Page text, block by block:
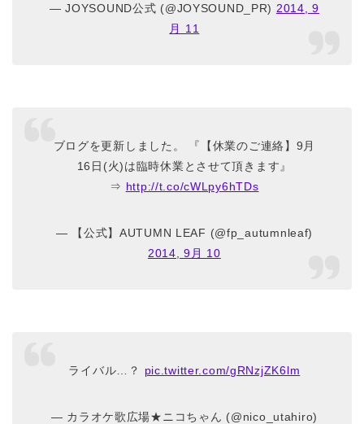
— JOYSOUND公式 (@JOYSOUND_PR) 2014, 9
月 11
ブログを更新しました。 『【休業のご連絡】9月
16日(火)は臨時休業とさせて頂きます』
⇒ http://t.co/cWLpy6hTDs
— 【公式】AUTUMN LEAF (@fp_autumnleaf)
2014, 9月 10
ライバル…？ pic.twitter.com/gRNzjZK6lm
— カラオケ歌広場★ニコちゃん (@nico_utahiro)